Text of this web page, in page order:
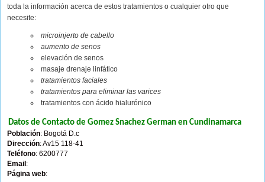
toda la información acerca de estos tratamientos o cualquier otro que
necesite:
microinjerto de cabello
aumento de senos
elevación de senos
masaje drenaje linfático
tratamientos faciales
tratamientos para eliminar las varices
tratamientos con ácido hialurónico
Datos de Contacto de Gomez Snachez German en Cundinamarca
Población: Bogotá D.c
Dirección: Av15 118-41
Teléfono: 6200777
Email :
Página web: